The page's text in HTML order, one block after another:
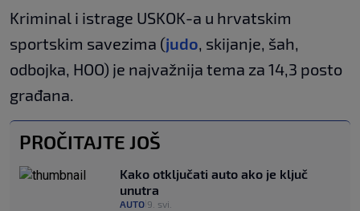
Kriminal i istrage USKOK-a u hrvatskim
sportskim savezima (judo, skijanje, šah,
odbojka, HOO) je najvažnija tema za 14,3 posto
građana.
PROČITAJTE JOŠ
Kako otključati auto ako je ključ
unutra
AUTO 9. svi.